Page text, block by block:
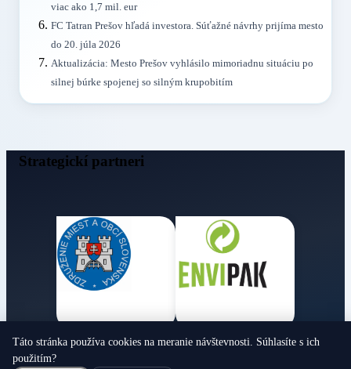
viac ako 1,7 mil. eur
FC Tatran Prešov hľadá investora. Súťažné návrhy prijíma mesto
do 20. júla 2026
Aktualizácia: Mesto Prešov vyhlásilo mimoriadnu situáciu po
silnej búrke spojenej so silným krupobitím
Strategickí partneri
Obecné noviny
Táto stránka používa cookies na meranie návštevnosti. Súhlasíte s ich
použitím?